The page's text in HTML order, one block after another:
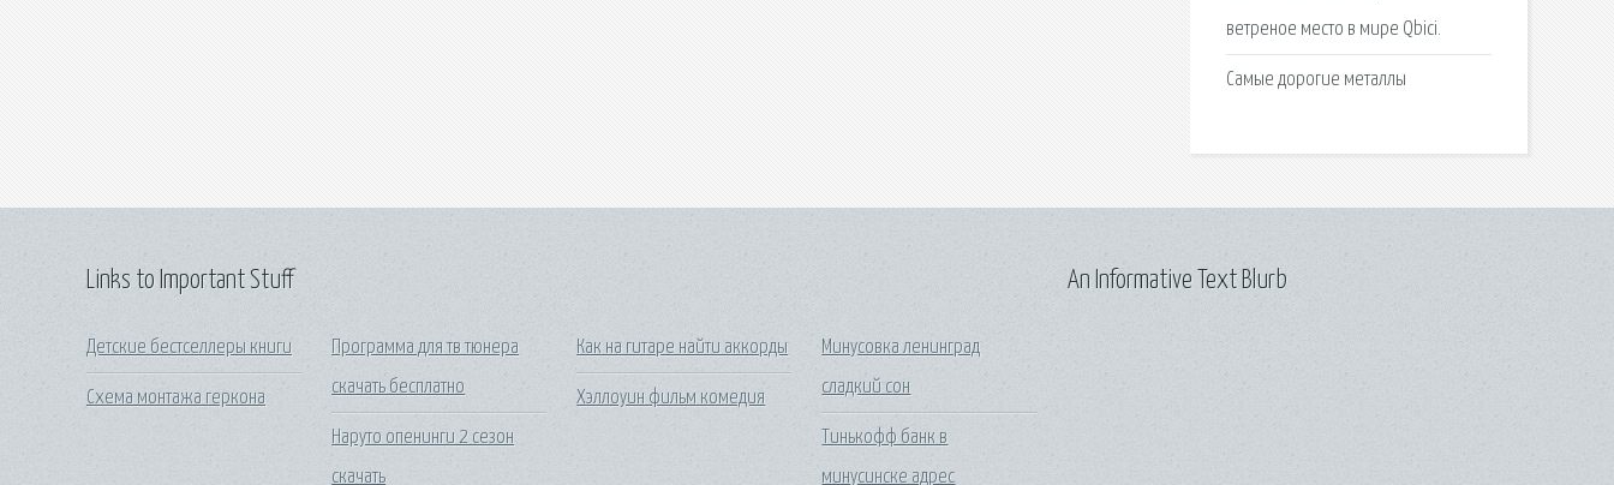
ветреное место в мире Qbici.
Самые дорогие металлы
Links to Important Stuff
Детские бестселлеры книги
Схема монтажа геркона
Программа для тв тюнера
скачать бесплатно
Наруто опенинги 2 сезон
скачать
Как на гитаре найти аккорды
Хэллоуин фильм комедия
Минусовка ленинград
сладкий сон
Тинькофф банк в
минусинске адрес
An Informative Text Blurb